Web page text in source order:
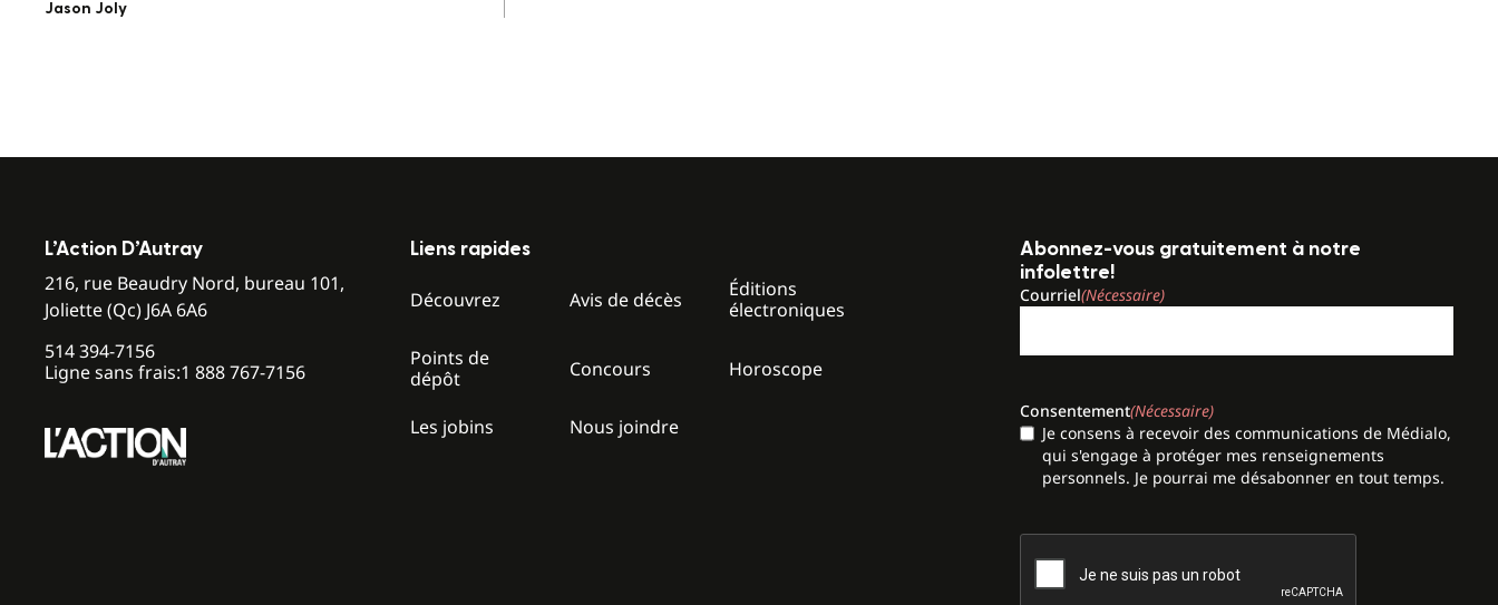
Jason Joly
L’Action D’Autray
216, rue Beaudry Nord, bureau 101,
Joliette (Qc) J6A 6A6
514 394-7156
Ligne sans frais:1 888 767-7156
Liens rapides
Découvrez Avis de décès
Éditions
électroniques
Points de
dépôt
Concours Horoscope
Les jobins Nous joindre
Abonnez-vous gratuitement à notre
infolettre!
Courriel(Nécessaire)
Consentement(Nécessaire)
Je consens à recevoir des communications de Médialo,
qui s'engage à protéger mes renseignements
personnels. Je pourrai me désabonner en tout temps.